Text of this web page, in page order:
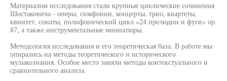
Материалом исследования стали крупные циклические сочинения
Шостаковича - оперы, симфонии, концерты, трио, квартеты,
квинтет, сонаты, полифонический цикл «24 прелюдии и фуги» ор.
87, а также инструментальные миниатюры.
Методология исследования и его теоретическая база. В работе мы
опирались на методы теоретического и исторического
музыкознания. Особое место заняли методы контекстуального и
сравнительного анализа.